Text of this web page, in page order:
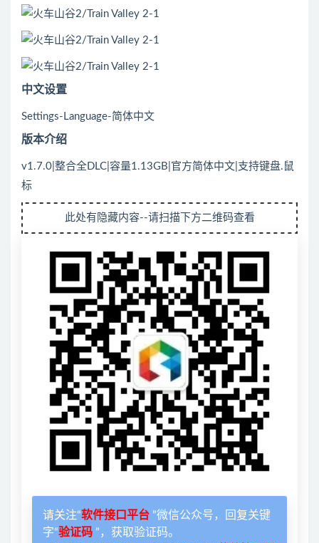
中文设置
Settings-Language-简体中文
版本介绍
v1.7.0|整合全DLC|容量1.13GB|官方简体中文|支持键盘.鼠
标
此处有隐藏内容--请扫描下方二维码查看
请关注“软件接口平台 ”微信公众号，回复关键
字“验证码 ”，获取验证码。